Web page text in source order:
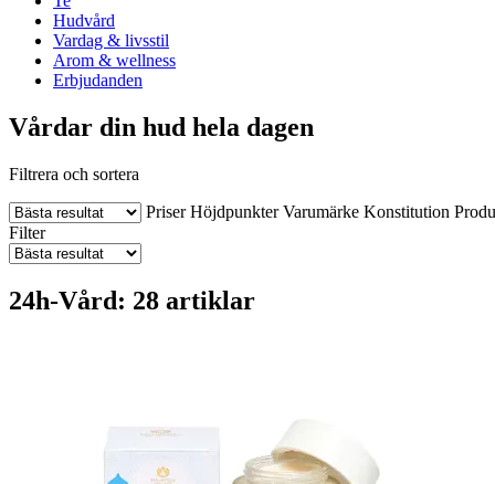
Hudvård
Vardag & livsstil
Arom & wellness
Erbjudanden
Vårdar din hud hela dagen
Filtrera och sortera
Priser Höjdpunkter Varumärke Konstitution
Filter
24h-Vård: 28 artiklar